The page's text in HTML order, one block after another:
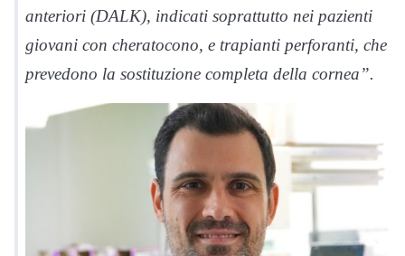
anteriori (DALK), indicati soprattutto nei pazienti
giovani con cheratocono, e trapianti perforanti, che
prevedono la sostituzione completa della cornea”.